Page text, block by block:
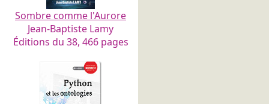
Sombre comme l'Aurore
Jean-Baptiste Lamy
Éditions du 38, 466 pages